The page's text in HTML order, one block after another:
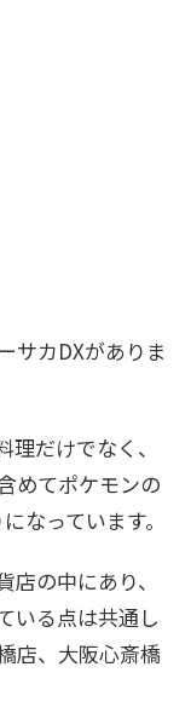
サカDXがありま
だけでなく、
めてポケモンの
なっています。
の中にあり、
いる点は共通し
店、大阪心斎橋